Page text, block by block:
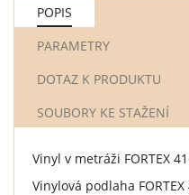
POPIS
PARAMETRY
DOTAZ K PRODUKTU
SOUBORY KE STAŽENÍ
Vinyl v metráži FORTEX
Vinylová podlaha